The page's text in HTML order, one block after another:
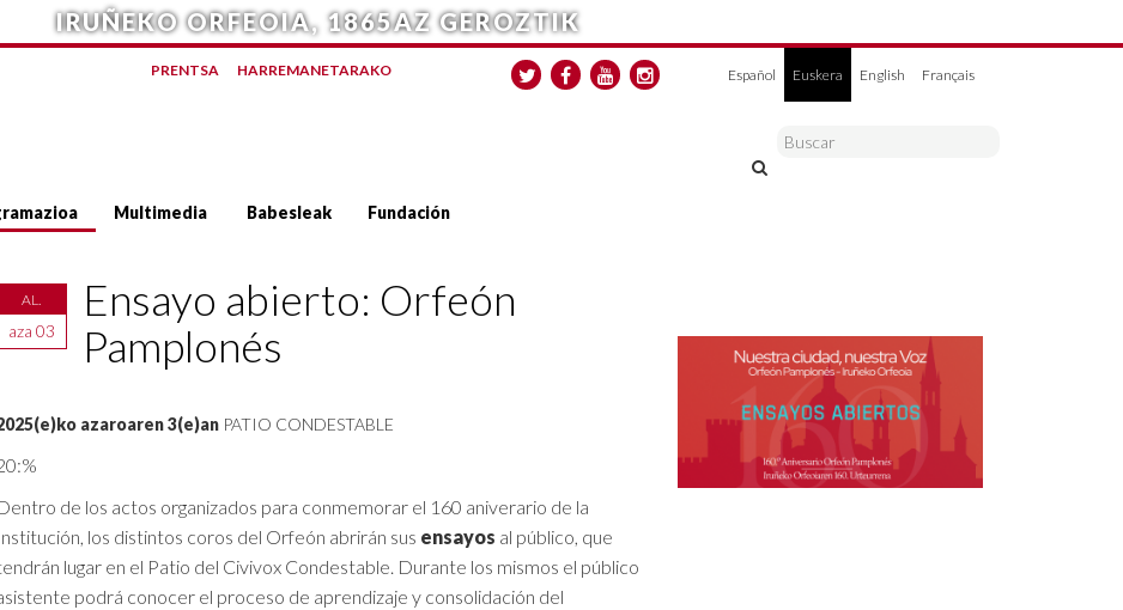
IRUÑEKO ORFEOIA, 1865AZ GEROZTIK
Español Euskera English Français
PRENTSA HARREMANETARAKO
Multimedia Babesleak Fundación
AL.
aza 03
Ensayo abierto: Orfeón
Pamplonés
azaroaren 3(e)an PATIO CONDESTABLE
de los actos organizados para conmemorar el 160 aniverario de la
los distintos coros del Orfeón abrirán sus ensayos al público, que
lugar en el Patio del Civivox Condestable. Durante los mismos el público
podrá conocer el proceso de aprendizaje y consolidación del